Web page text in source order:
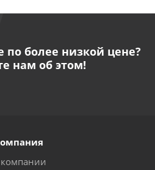
по более низкой цене?
нам об этом!